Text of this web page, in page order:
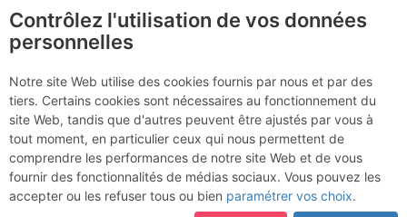
La Mamule / L'oiseau de
Feu / Vue de R10
Activités
Date/heure
Contrôlez l'utilisation de vos données
personnelles
Notre site Web utilise des cookies fournis par nous et par des
tiers. Certains cookies sont nécessaires au fonctionnement du
site Web, tandis que d'autres peuvent être ajustés par vous à
tout moment, en particulier ceux qui nous permettent de
comprendre les performances de notre site Web et de vous
fournir des fonctionnalités de médias sociaux. Vous pouvez les
accepter ou les refuser tous ou bien paramétrer vos choix.